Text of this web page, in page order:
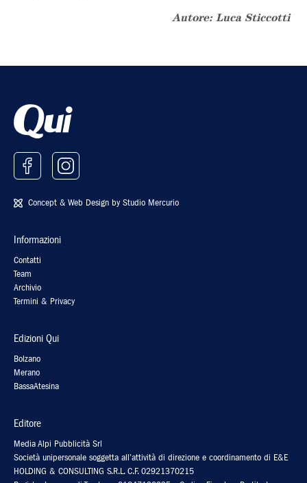
Autore: Luca Sticcotti
Concept & Web Design by Studio Mercurio
Informazioni
Contatti
Team
Archivio
Termini & Privacy
Edizioni Qui
Bolzano
Merano
BassaAtesina
Editore
Media Alpi Pubblicità Srl
Società unipersonale soggetta all’attività di direzione e coordinamento di E&E
HOLDING & CONSULTING S.R.L. C.F. 02921370215